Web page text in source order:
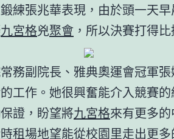
練張兆華表現，由於頭一天
九宮格兇聚會 ，所以決賽打得比
務副院長、雅典奧運會冠軍
工作。她很興奮能介入競賽
證，盼望將九宮格來有更多
時租場地望能從校園里走出更多